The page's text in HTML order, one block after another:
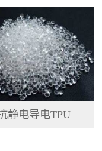
静电导电TPU